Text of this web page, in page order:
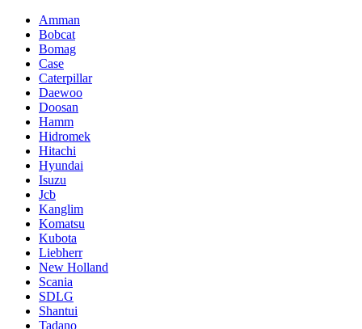
Amman
Bobcat
Bomag
Case
Caterpillar
Daewoo
Doosan
Hamm
Hidromek
Hitachi
Hyundai
Isuzu
Jcb
Kanglim
Komatsu
Kubota
Liebherr
New Holland
Scania
SDLG
Shantui
Tadano